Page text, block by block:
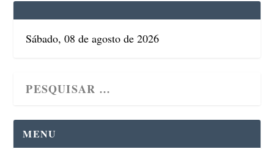
Sábado, 08 de agosto de 2026
MENU